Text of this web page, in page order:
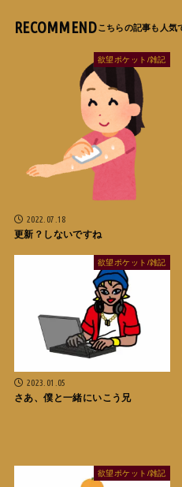
RECOMMEND
欲望ポケット/雑記
2022.07.18
更新？しないですね
欲望ポケット/雑記
2023.01.05
さあ、僕と一緒にいこう兄
欲望ポケット/雑記